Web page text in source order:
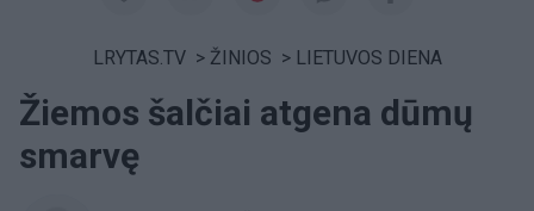
LRYTAS.TV > ŽINIOS > LIETUVOS DIENA
Žiemos šalčiai atgena dūmų
smarvę